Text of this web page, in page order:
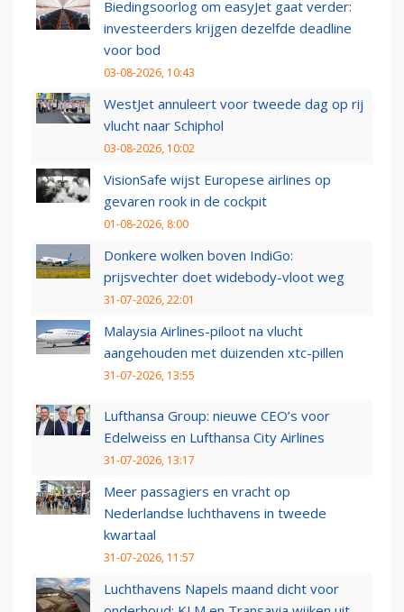
Biedingsoorlog om easyJet gaat verder:
investeerders krijgen dezelfde deadline
voor bod
03-08-2026, 10:43
WestJet annuleert voor tweede dag op rij
vlucht naar Schiphol
03-08-2026, 10:02
VisionSafe wijst Europese airlines op
gevaren rook in de cockpit
01-08-2026, 8:00
Donkere wolken boven IndiGo:
prijsvechter doet widebody-vloot weg
31-07-2026, 22:01
Malaysia Airlines-piloot na vlucht
aangehouden met duizenden xtc-pillen
31-07-2026, 13:55
Lufthansa Group: nieuwe CEO’s voor
Edelweiss en Lufthansa City Airlines
31-07-2026, 13:17
Meer passagiers en vracht op
Nederlandse luchthavens in tweede
kwartaal
31-07-2026, 11:57
Luchthavens Napels maand dicht voor